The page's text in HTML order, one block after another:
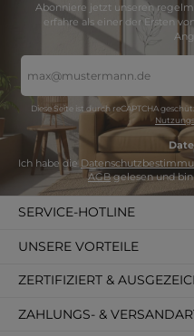
Abonniere jetzt unseren
erfahre als einer der Ersten
Mail-
Adresse
Diese Seite ist durch reCAPTCHA
Ich habe die
AGBgelesen und
SERVICE-HOTLINE
ZAHLUNGS- &
ZERTIFIZIERT &
UNSERE VORTEILE